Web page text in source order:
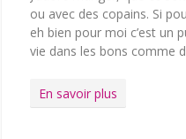
ou avec des copains. Si
eh bien pour moi c’est un
vie dans les bons comme
En savoir plus